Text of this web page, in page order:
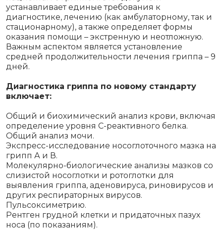
устанавливает единые требования к
диагностике, лечению (как амбулаторному, так и
стационарному), а также определяет формы
оказания помощи – экстренную и неотложную.
Важным аспектом является установление
средней продолжительности лечения гриппа – 9
дней.
Диагностика гриппа по новому стандарту
включает:
Общий и биохимический анализ крови, включая
определение уровня С-реактивного белка.
Общий анализ мочи.
Экспресс-исследование носоглоточного мазка на
грипп А и В.
Молекулярно-биологические анализы мазков со
слизистой носоглотки и ротоглотки для
выявления гриппа, аденовируса, риновирусов и
других респираторных вирусов.
Пульсоксиметрию.
Рентген грудной клетки и придаточных пазух
носа (по показаниям).